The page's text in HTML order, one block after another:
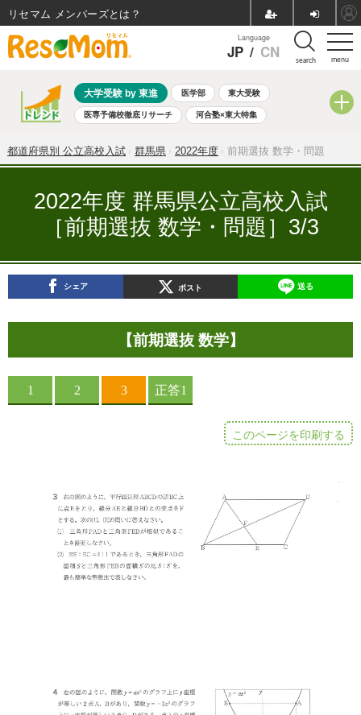
menu
Language
JP / CN search
大学受験 by 東進 医学部 東大受験
医専予備校徹底リサーチ 河合塾×東大特集
共通テスト 夏休み 8月開催学校説明会・相談会
自由研究教材（小学生向け） 自由研究教材（中学生向け）
ランキング
都道府県別 公立高校入試 群馬県 2022年度 前期選抜 数学・問題
2022年度 群馬県公立高校入試
［前期選抜 数学・問題］3/3
シェア ポスト 送る
【前期選抜 数学】
このページを印刷する
リセマム メンバーズ